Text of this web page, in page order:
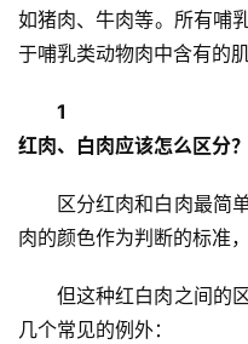
如猪肉、牛肉等。所有哺
于哺乳类动物肉中含有的肌
1
红肉、白肉应该怎么区分？
区分红肉和白肉最简
肉的颜色作为判断的标准
但这种红白肉之间的
几个常见的例外：